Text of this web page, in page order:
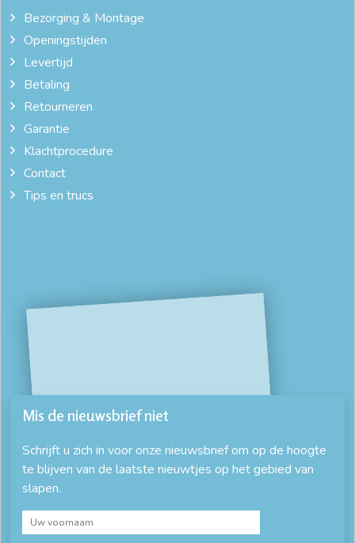
goedkoop dekbedovertrek 140x200
goedkope dekbedovertrekken 200x200
goedkope dekbedovertrekken 240x220
zacht dekbedovertrek
Bezorging & Montage
Openingstijden
Levertijd
Betaling
Retourneren
Garantie
Klachtprocedure
Contact
Tips en trucs
Mis de nieuwsbrief niet
Schrijft u zich in voor onze nieuwsbrief om op de hoogte
te blijven van de laatste nieuwtjes op het gebied van
slapen.